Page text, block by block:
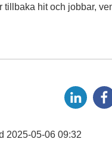
tillbaka hit och jobbar,
e
2025-05-06 09:32